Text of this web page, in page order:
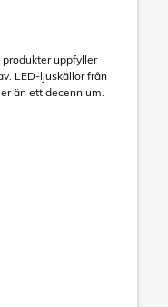
uppfyller
LED-ljuskällor från
än ett decennium.